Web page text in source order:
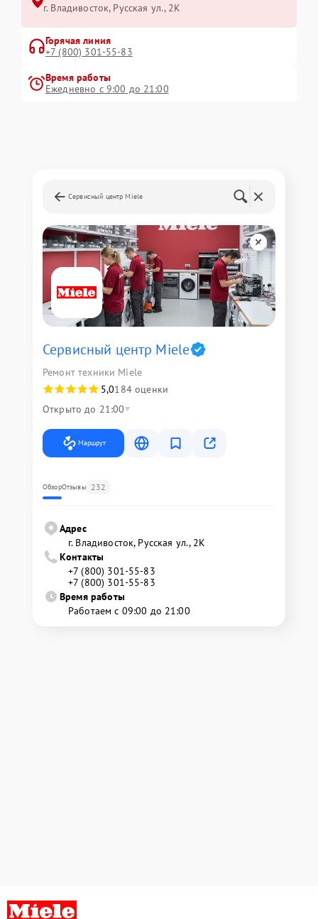
г. Владивосток, Русская ул., 2К
Горячая линия
+7 (800) 301-55-83
Время работы
Ежедневно с 9:00 до 21:00
Сервисный центр Miele
Сервисный центр Miele
Ремонт техники Miele
5,0184 оценки
Открыто до 21:00
Маршрут
ОбзорОтзывы 232
Адрес
г. Владивосток, Русская ул., 2К
Контакты
+7 (800) 301-55-83
+7 (800) 301-55-83
Время работы
Работаем с 09:00 до 21:00